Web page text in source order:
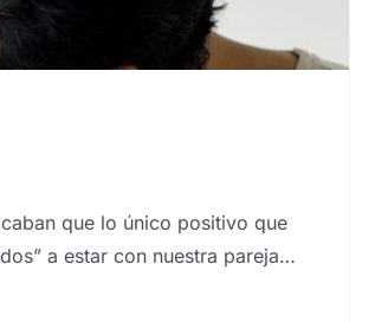
que lo único positivo que
a estar con nuestra pareja…